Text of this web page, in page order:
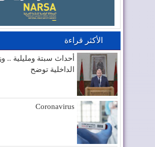
الأكثر قراءة
أحداث سبتة ومليلية ..
الداخلية توضح
Coronavirus